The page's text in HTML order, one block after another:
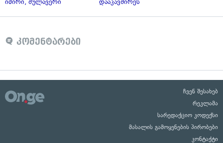
კომენტარები
ჩვენ შესახებ
რეკლამა
სარედაქციო კოდექსი
მასალის გამოყენების პირობები
კონტაქტი